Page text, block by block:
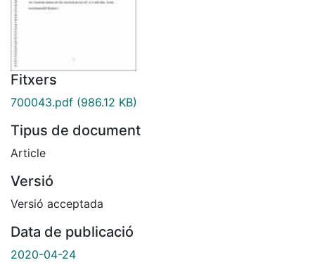
Fitxers
700043.pdf (986.12 KB)
Tipus de document
Article
Versió
Versió acceptada
Data de publicació
2020-04-24